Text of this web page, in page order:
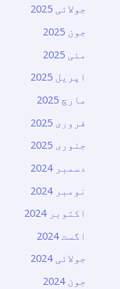
جولائی 2025
جون 2025
مئی 2025
اپریل 2025
مارچ 2025
فروری 2025
جنوری 2025
دسمبر 2024
نومبر 2024
اکتوبر 2024
اگست 2024
جولائی 2024
جون 2024